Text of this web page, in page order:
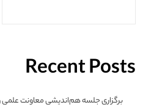
Recent Posts
برگزاری جلسه هم‌اندیشی معاونت علمی